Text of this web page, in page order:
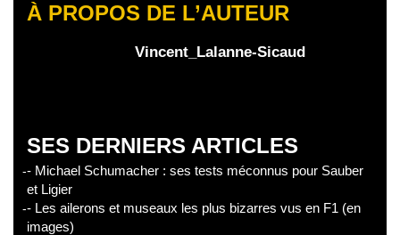
À PROPOS DE L’AUTEUR
Vincent_Lalanne-Sicaud
SES DERNIERS ARTICLES
- Michael Schumacher : ses tests méconnus pour Sauber
et Ligier
- Les ailerons et museaux les plus bizarres vus en F1 (en
images)